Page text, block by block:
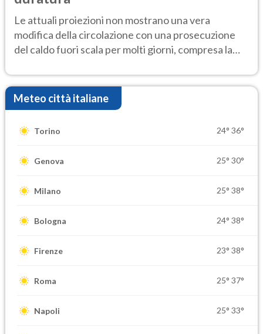
Le attuali proiezioni non mostrano una vera
modifica della circolazione con una prosecuzione
del caldo fuori scala per molti giorni, compresa la
Meteo città italiane
Torino 24° 36°
Genova 25° 30°
Milano 25° 38°
Bologna 24° 38°
Firenze 23° 38°
Roma 25° 37°
Napoli 25° 33°